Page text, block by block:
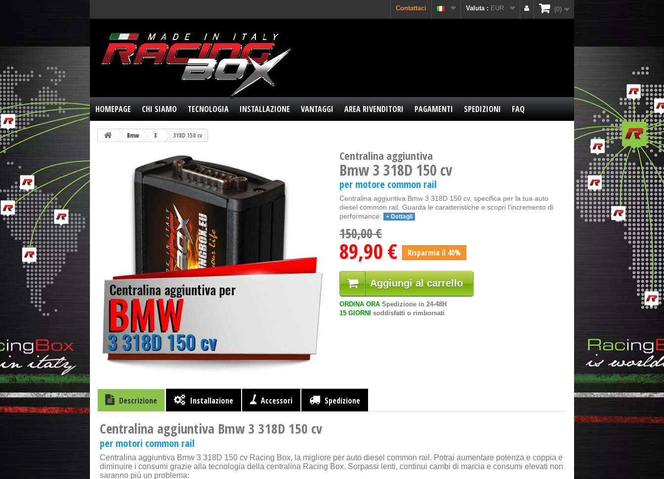
0
Valuta : EUR
Contattaci
HOMEPAGE CHI SIAMO TECNOLOGIA INSTALLAZIONE VANTAGGI AREA RIVENDITORI PAGAMENTI SPEDIZIONI FAQ
Bmw 3 318D 150 cv
Centralina aggiuntiva
Bmw 3 318D 150 cv
per motore common rail
Centralina aggiuntiva Bmw 3 318D 150 cv, specifica per la tua auto
diesel common rail. Guarda le caratteristiche e scopri l'incremento di
performance:
+ Dettagli
150,00 €
89,90 € Risparmia il 40%
Aggiungi al carrello
ORDINA ORA Spedizione in 24-48H
15 GIORNI
soddisfatti o rimborsati
Descrizione Installazione Accessori Spedizione
Centralina aggiuntiva Bmw 3 318D 150 cv
per motori common rail
Centralina aggiuntiva Bmw 3 318D 150 cv Racing Box, la migliore per auto diesel common rail. Potrai aumentare potenza e coppia e
diminuire i consumi grazie alla tecnologia della centralina Racing Box. Sorpassi lenti, continui cambi di marcia e consumi elevati non
saranno più un problema: